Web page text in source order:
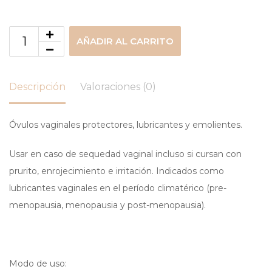
AÑADIR AL CARRITO
Descripción Valoraciones (0)
Óvulos vaginales protectores, lubricantes y emolientes.
Usar en caso de sequedad vaginal incluso si cursan con
prurito, enrojecimiento e irritación. Indicados como
lubricantes vaginales en el período climatérico (pre-
menopausia, menopausia y post-menopausia).
Modo de uso: